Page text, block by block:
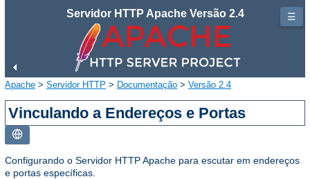
Servidor HTTP Apache Versão 2.4
Apache > Servidor HTTP > Documentação > Versão 2.4
Vinculando a Endereços e Portas
Configurando o Servidor HTTP Apache para escutar em endereços
e portas específicas.
☰